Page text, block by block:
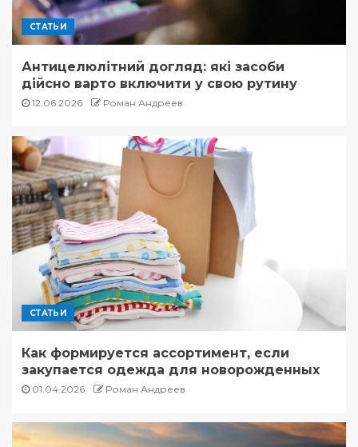
СТАТЬИ
Антицелюлітний догляд: які засоби
дійсно варто включити у свою рутину
12.06.2026 Роман Андреев
СТАТЬИ
Как формируется ассортимент, если
закупается одежда для новорожденных
01.04.2026 Роман Андреев